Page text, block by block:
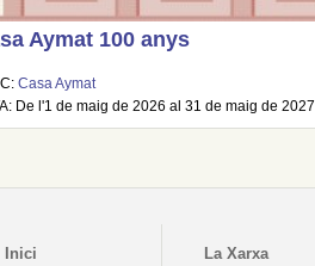
Aymat 100 anys
Casa Aymat
De l'1 de maig de 2026 al 31 de maig de 2027
Inici La Xarxa